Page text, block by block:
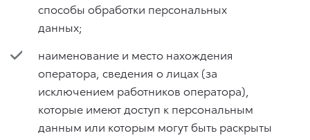
способы обработки персональных
данных;
наименование и место нахождения
оператора, сведения о лицах (за
исключением работников оператора),
которые имеют доступ к персональным
данным или которым могут быть раскрыты